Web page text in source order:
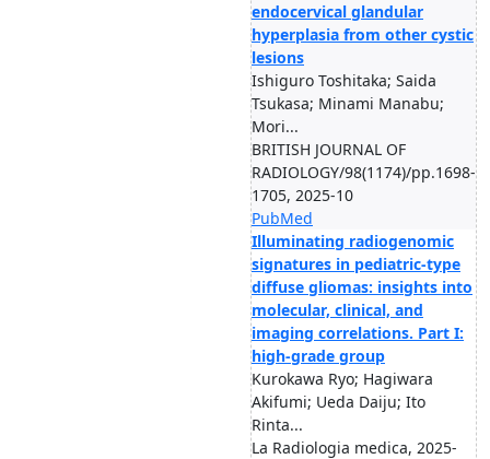
endocervical glandular
hyperplasia from other cystic
lesions
Ishiguro Toshitaka; Saida
Tsukasa; Minami Manabu;
Mori...
BRITISH JOURNAL OF
RADIOLOGY/98(1174)/pp.1698-
1705, 2025-10
PubMed
Illuminating radiogenomic
signatures in pediatric-type
diffuse gliomas: insights into
molecular, clinical, and
imaging correlations. Part I:
high-grade group
Kurokawa Ryo; Hagiwara
Akifumi; Ueda Daiju; Ito
Rinta...
La Radiologia medica, 2025-